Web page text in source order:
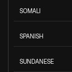
SOMALI
SPANISH
SUNDANESE